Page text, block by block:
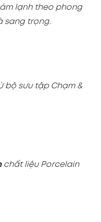
lạnh theo phong
sang trọng.
bộ sưu tập Chạm &
chất liệu Porcelain